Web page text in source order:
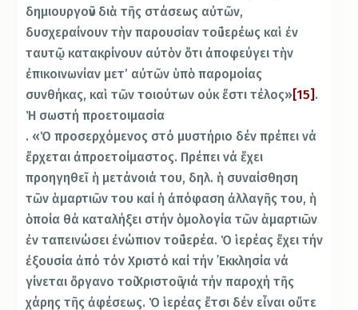
δημιουργοῦν διὰ τῆς στάσεως αὐτῶν,
δυσχεραίνουν τὴν παρουσίαν τοῦ ἱερέως καὶ ἐν
ταυτῷ κατακρίνουν αὐτὸν ὅτι ἀποφεύγει τὴν
ἐπικοινωνίαν μετ’ αὐτῶν ὑπὸ παρομοίας
συνθήκας, καὶ τῶν τοιούτων οὐκ ἔστι τέλος» [15] .
Ἡ σωστή προετοιμασία
. «Ὁ προσερχόμενος στό μυστήριο δέν πρέπει νά
ἔρχεται ἀπροετοίμαστος. Πρέπει νά ἔχει
προηγηθεῖ ἡ μετάνοιά του, δηλ. ἡ συναίσθηση
τῶν ἁμαρτιῶν του καί ἡ ἀπόφαση ἀλλαγῆς του, ἡ
ὁποία θά καταλήξει στήν ὁμολογία τῶν ἁμαρτιῶν
ἐν ταπεινώσει ἐνώπιον τοῦ ἱερέα. Ὁ ἱερέας ἔχει τήν
ἐξουσία ἀπό τόν Χριστό καί τήν ᾽Εκκλησία νά
γίνεται ὄργανο τοῦ Χριστοῦ γιά τήν παροχή τῆς
χάρης τῆς ἀφέσεως. Ὁ ἱερέας ἔτσι δέν εἶναι οὔτε